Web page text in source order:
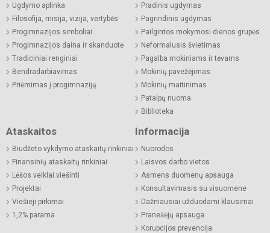
Ugdymo aplinka
Filosofija, misija, vizija, vertybės
Progimnazijos simboliai
Progimnazijos daina ir skanduotė
Tradiciniai renginiai
Bendradarbiavimas
Priėmimas į progimnaziją
Pradinis ugdymas
Pagrindinis ugdymas
Pailgintos mokymosi dienos grupės
Neformalusis švietimas
Pagalba mokiniams ir tėvams
Mokinių pavežėjimas
Mokinių maitinimas
Patalpų nuoma
Biblioteka
Ataskaitos
Biudžeto vykdymo ataskaitų rinkiniai
Finansinių ataskaitų rinkiniai
Lėšos veiklai viešinti
Projektai
Viešieji pirkimai
1,2% parama
Informacija
Nuorodos
Laisvos darbo vietos
Asmens duomenų apsauga
Konsultavimasis su visuomene
Dažniausiai užduodami klausimai
Pranešėjų apsauga
Korupcijos prevencija